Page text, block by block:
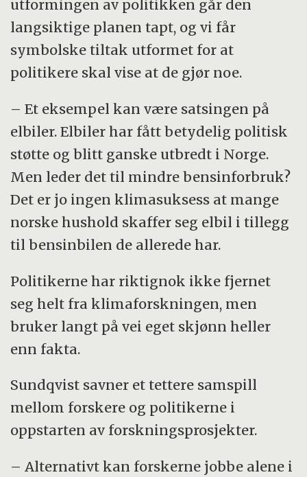
utformingen av politikken går den
langsiktige planen tapt, og vi får
symbolske tiltak utformet for at
politikere skal vise at de gjør noe.
– Et eksempel kan være satsingen på
elbiler. Elbiler har fått betydelig politisk
støtte og blitt ganske utbredt i Norge.
Men leder det til mindre bensinforbruk?
Det er jo ingen klimasuksess at mange
norske hushold skaffer seg elbil i tillegg
til bensinbilen de allerede har.
Politikerne har riktignok ikke fjernet
seg helt fra klimaforskningen, men
bruker langt på vei eget skjønn heller
enn fakta.
Sundqvist savner et tettere samspill
mellom forskere og politikerne i
oppstarten av forskningsprosjekter.
– Alternativt kan forskerne jobbe alene i